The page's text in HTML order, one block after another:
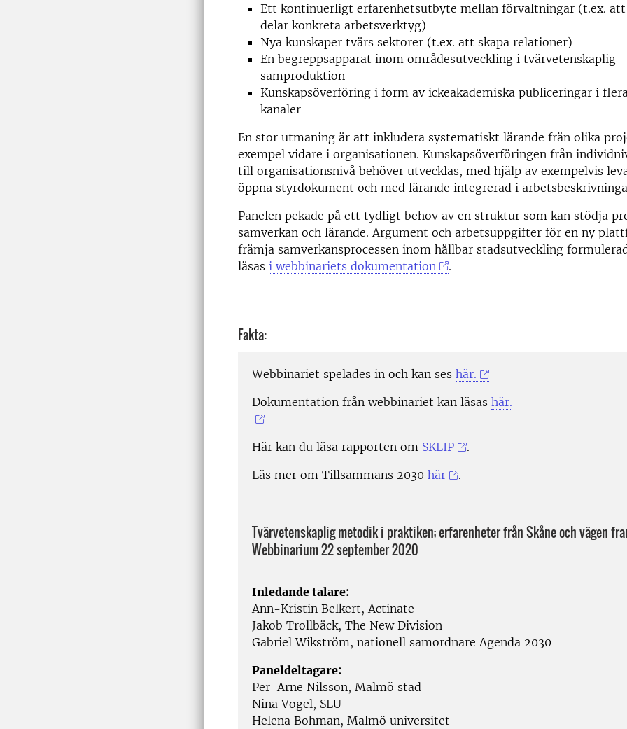
Ett kontinuerligt erfarenhetsutbyte mellan förvaltningar (t.ex.
delar konkreta arbetsverktyg)
Nya kunskaper tvärs sektorer (t.ex. att skapa relationer)
En begreppsapparat inom områdesutveckling i tvärvetenskaplig
samproduktion
Kunskapsöverföring i form av ickeakademiska publiceringar i
kanaler
En stor utmaning är att inkludera systematiskt lärande från olika
exempel vidare i organisationen. Kunskapsöverföringen från
till organisationsnivå behöver utvecklas, med hjälp av exempelvis
öppna styrdokument och med lärande integrerad i
Panelen pekade på ett tydligt behov av en struktur som kan stödja
samverkan och lärande. Argument och arbetsuppgifter för en ny
främja samverkansprocessen inom hållbar stadsutveckling
läsas i webbinariets dokumentation .
Fakta:
Webbinariet spelades in och kan ses här.
Dokumentation från webbinariet kan läsas här.
Här kan du läsa rapporten om SKLIP
.
Läs mer om Tillsammans 2030 här .
Tvärvetenskaplig metodik i praktiken; erfarenheter från Skåne och vägen
Webbinarium 22 september 2020
Inledande talare:
Ann-Kristin Belkert, Actinate
Jakob Trollbäck, The New Division
Gabriel Wikström, nationell samordnare Agenda 2030
Paneldeltagare:
Per-Arne Nilsson, Malmö stad
Nina Vogel, SLU
Helena Bohman, Malmö universitet